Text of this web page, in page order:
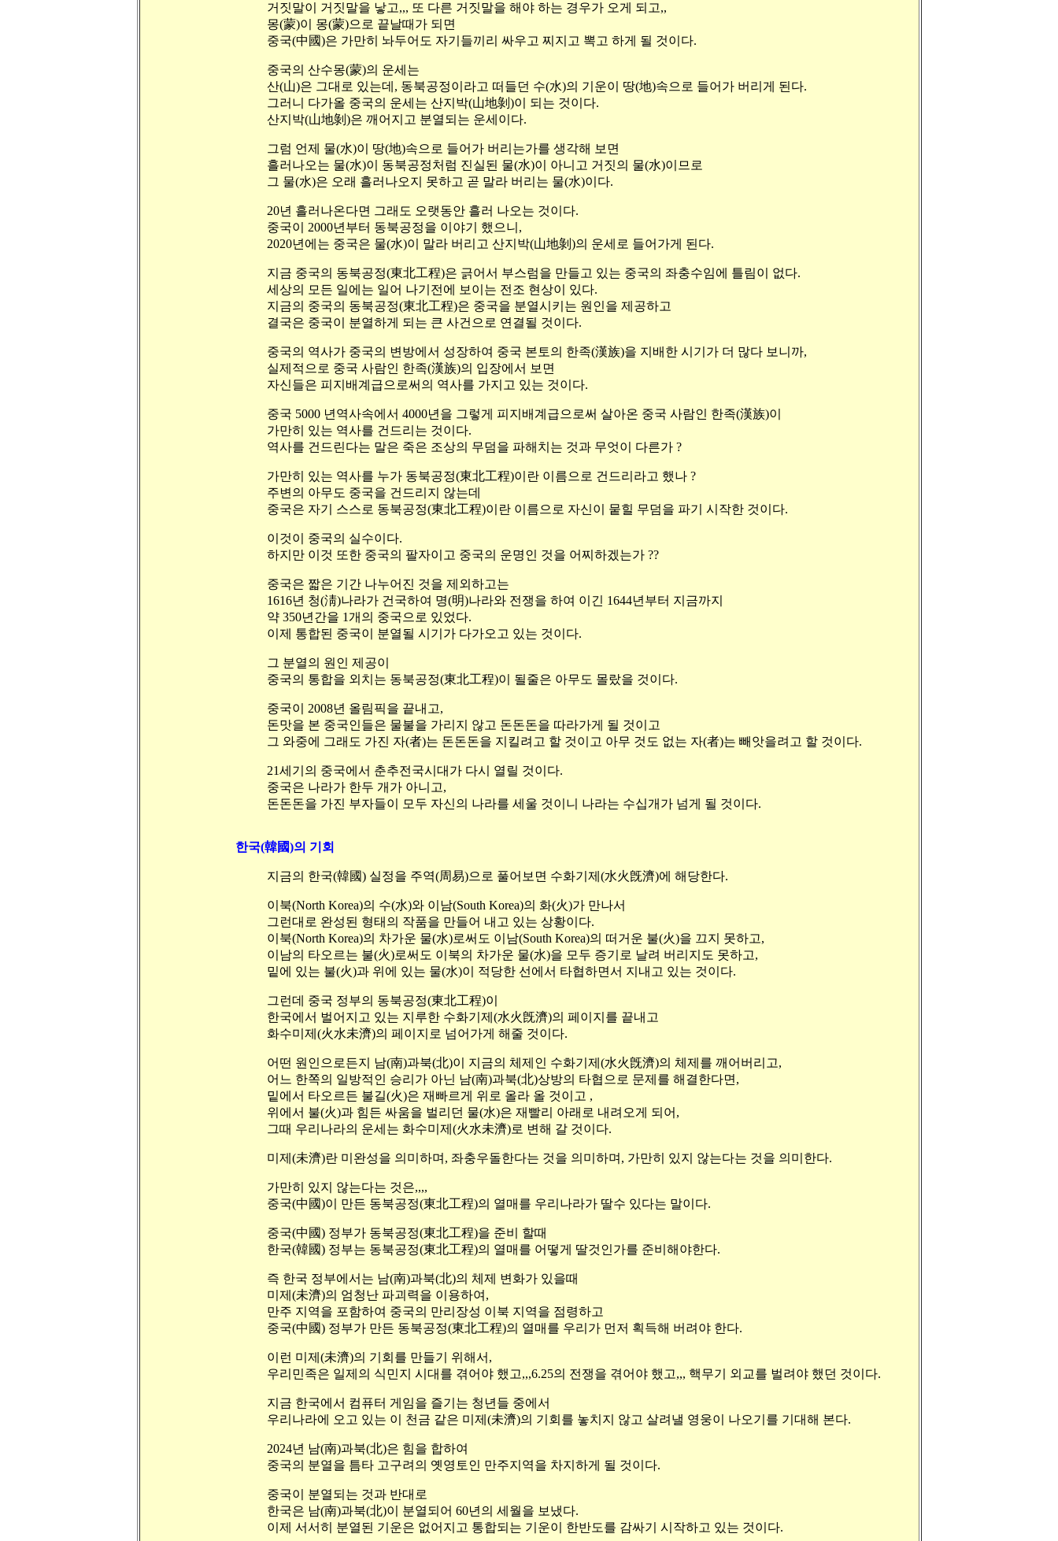
거짓말이 거짓말을 낳고,,, 또 다른 거짓말을 해야 하는 경우가 오게 되고,,
몽(蒙)이 몽(蒙)으로 끝날때가 되면
중국(中國)은 가만히 놔두어도 자기들끼리 싸우고 찌지고 뽁고 하게 될 것이다.
중국의 산수몽(蒙)의 운세는
산(山)은 그대로 있는데, 동북공정이라고 떠들던 수(水)의 기운이 땅(地)속으로 들어가 버리게 된다.
그러니 다가올 중국의 운세는 산지박(山地剝)이 되는 것이다.
산지박(山地剝)은 깨어지고 분열되는 운세이다.
그럼 언제 물(水)이 땅(地)속으로 들어가 버리는가를 생각해 보면
흘러나오는 물(水)이 동북공정처럼 진실된 물(水)이 아니고 거짓의 물(水)이므로
그 물(水)은 오래 흘러나오지 못하고 곧 말라 버리는 물(水)이다.
20년 흘러나온다면 그래도 오랫동안 흘러 나오는 것이다.
중국이 2000년부터 동북공정을 이야기 했으니,
2020년에는 중국은 물(水)이 말라 버리고 산지박(山地剝)의 운세로 들어가게 된다.
지금 중국의 동북공정(東北工程)은 긁어서 부스럼을 만들고 있는 중국의 좌충수임에 틀림이 없다.
세상의 모든 일에는 일어 나기전에 보이는 전조 현상이 있다.
지금의 중국의 동북공정(東北工程)은 중국을 분열시키는 원인을 제공하고
결국은 중국이 분열하게 되는 큰 사건으로 연결될 것이다.
중국의 역사가 중국의 변방에서 성장하여 중국 본토의 한족(漢族)을 지배한 시기가 더 많다 보니까,
실제적으로 중국 사람인 한족(漢族)의 입장에서 보면
자신들은 피지배계급으로써의 역사를 가지고 있는 것이다.
중국 5000 년역사속에서 4000년을 그렇게 피지배계급으로써 살아온 중국 사람인 한족(漢族)이
가만히 있는 역사를 건드리는 것이다.
역사를 건드린다는 말은 죽은 조상의 무덤을 파해치는 것과 무엇이 다른가 ?
가만히 있는 역사를 누가 동북공정(東北工程)이란 이름으로 건드리라고 했나 ?
주변의 아무도 중국을 건드리지 않는데
중국은 자기 스스로 동북공정(東北工程)이란 이름으로 자신이 뭍힐 무덤을 파기 시작한 것이다.
이것이 중국의 실수이다.
하지만 이것 또한 중국의 팔자이고 중국의 운명인 것을 어찌하겠는가 ??
중국은 짧은 기간 나누어진 것을 제외하고는
1616년 청(淸)나라가 건국하여 명(明)나라와 전쟁을 하여 이긴 1644년부터 지금까지
약 350년간을 1개의 중국으로 있었다.
이제 통합된 중국이 분열될 시기가 다가오고 있는 것이다.
그 분열의 원인 제공이
중국의 통합을 외치는 동북공정(東北工程)이 될줄은 아무도 몰랐을 것이다.
중국이 2008년 올림픽을 끝내고,
돈맛을 본 중국인들은 물불을 가리지 않고 돈돈돈을 따라가게 될 것이고
그 와중에 그래도 가진 자(者)는 돈돈돈을 지킬려고 할 것이고 아무 것도 없는 자(者)는 빼앗을려고 할 것이다.
21세기의 중국에서 춘추전국시대가 다시 열릴 것이다.
중국은 나라가 한두 개가 아니고,
돈돈돈을 가진 부자들이 모두 자신의 나라를 세울 것이니 나라는 수십개가 넘게 될 것이다.
한국(韓國)의 기회
지금의 한국(韓國) 실정을 주역(周易)으로 풀어보면 수화기제(水火旣濟)에 해당한다.
이북(North Korea)의 수(水)와 이남(South Korea)의 화(火)가 만나서
그런대로 완성된 형태의 작품을 만들어 내고 있는 상황이다.
이북(North Korea)의 차가운 물(水)로써도 이남(South Korea)의 떠거운 불(火)을 끄지 못하고,
이남의 타오르는 불(火)로써도 이북의 차가운 물(水)을 모두 증기로 날려 버리지도 못하고,
밑에 있는 불(火)과 위에 있는 물(水)이 적당한 선에서 타협하면서 지내고 있는 것이다.
그런데 중국 정부의 동북공정(東北工程)이
한국에서 벌어지고 있는 지루한 수화기제(水火旣濟)의 페이지를 끝내고
화수미제(火水未濟)의 페이지로 넘어가게 해줄 것이다.
어떤 원인으로든지 남(南)과북(北)이 지금의 체제인 수화기제(水火旣濟)의 체제를 깨어버리고,
어느 한쪽의 일방적인 승리가 아닌 남(南)과북(北)상방의 타협으로 문제를 해결한다면,
밑에서 타오르든 불길(火)은 재빠르게 위로 올라 올 것이고 ,
위에서 불(火)과 힘든 싸움을 벌리던 물(水)은 재빨리 아래로 내려오게 되어,
그때 우리나라의 운세는 화수미제(火水未濟)로 변해 갈 것이다.
미제(未濟)란 미완성을 의미하며, 좌충우돌한다는 것을 의미하며, 가만히 있지 않는다는 것을 의미한다.
가만히 있지 않는다는 것은,,,,
중국(中國)이 만든 동북공정(東北工程)의 열매를 우리나라가 딸수 있다는 말이다.
중국(中國) 정부가 동북공정(東北工程)을 준비 할때
한국(韓國) 정부는 동북공정(東北工程)의 열매를 어떻게 딸것인가를 준비해야한다.
즉 한국 정부에서는 남(南)과북(北)의 체제 변화가 있을때
미제(未濟)의 엄청난 파괴력을 이용하여,
만주 지역을 포함하여 중국의 만리장성 이북 지역을 점령하고
중국(中國) 정부가 만든 동북공정(東北工程)의 열매를 우리가 먼저 획득해 버려야 한다.
이런 미제(未濟)의 기회를 만들기 위해서,
우리민족은 일제의 식민지 시대를 겪어야 했고,,,6.25의 전쟁을 겪어야 했고,,, 핵무기 외교를 벌려야 했던 것이다.
지금 한국에서 컴퓨터 게임을 즐기는 청년들 중에서
우리나라에 오고 있는 이 천금 같은 미제(未濟)의 기회를 놓치지 않고 살려낼 영웅이 나오기를 기대해 본다.
2024년 남(南)과북(北)은 힘을 합하여
중국의 분열을 틈타 고구려의 옛영토인 만주지역을 차지하게 될 것이다.
중국이 분열되는 것과 반대로
한국은 남(南)과북(北)이 분열되어 60년의 세월을 보냈다.
이제 서서히 분열된 기운은 없어지고 통합되는 기운이 한반도를 감싸기 시작하고 있는 것이다.